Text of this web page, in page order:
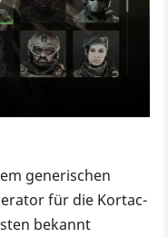
generischen
für die Kortac-
bekannt